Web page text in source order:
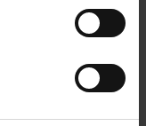
MENÚ PEU 1